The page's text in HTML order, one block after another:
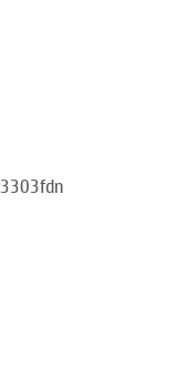
3303fdn